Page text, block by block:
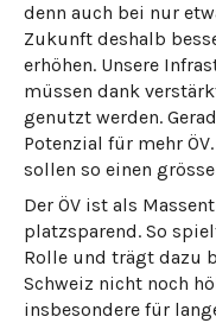
denn auch bei nur
Zukunft deshalb
erhöhen. Unsere
müssen dank
genutzt werden.
Potenzial für mehr
sollen so einen
Der ÖV ist als
platzsparend. So
Rolle und trägt dazu
Schweiz nicht noch
insbesondere für